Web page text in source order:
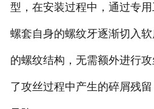
型，在安装过程中，通过专
螺套自身的螺纹牙逐渐切入
的螺纹结构，无需额外进行
了攻丝过程中产生的碎屑残